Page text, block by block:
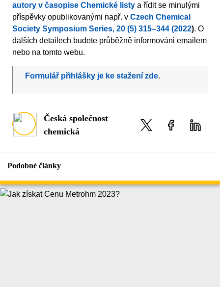
autory v časopise Chemické listy a řídit se minulými
příspěvky opublikovanými např. v Czech Chemical
Society Symposium Series, 20 (5) 315–344 (2022). O
dalších detailech budete průběžně informováni emailem
nebo na tomto webu.
Formulář přihlášky je ke stažení zde.
Česká společnost
chemická
Podobné články